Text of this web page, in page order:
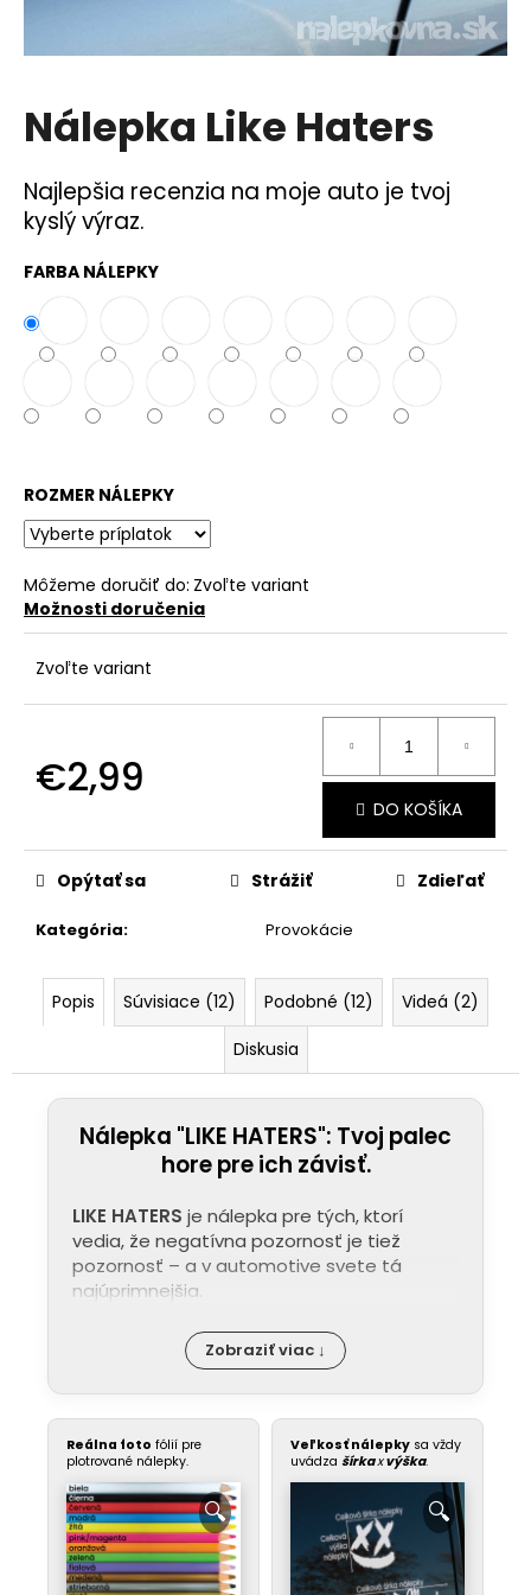
Nálepka Like Haters
Najlepšia recenzia na moje auto je tvoj
kyslý výraz.
FARBA NÁLEPKY
ROZMER NÁLEPKY
Môžeme doručiť do: Zvoľte variant
Možnosti doručenia
Zvoľte variant
€2,99
DO KOŠÍKA
Kategória: Provokácie
Opýtať sa Strážiť Zdieľať
Popis Súvisiace (12) Podobné (12)
Videá (2)
Diskusia
Nálepka "LIKE HATERS": Tvoj palec
hore pre ich závisť.
LIKE HATERS je nálepka pre tých, ktorí
vedia, že negatívna pozornosť je tiež
pozornosť – a v automotive svete tá
najúprimnejšia.
Zobraziť viac ↓
Reálna foto fólií pre
plotrované nálepky.
Veľkosť nálepky sa vždy
uvádza šírkaxvýška.
j
ť
?
O
d
p
r
ú
č
m
e